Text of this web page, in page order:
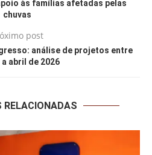
às famílias afetadas pelas
chuvas
post
análise de projetos entre
abril de 2026
RELACIONADAS